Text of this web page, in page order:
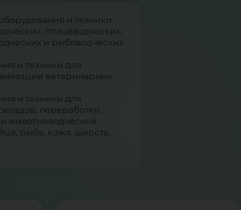
и техники
птицеводческих,
и рыбоводческих
и техники для
ветеринарных
и техники для
переработки,
животноводческой
рыба, кожа, шерсть,